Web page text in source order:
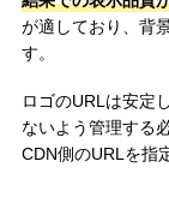
が適しており、背
す。
ロゴのURLは安定
ないよう管理する
CDN側のURLを指